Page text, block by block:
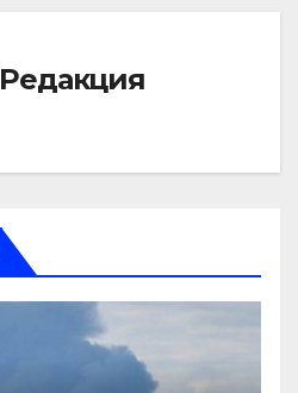
Редакция